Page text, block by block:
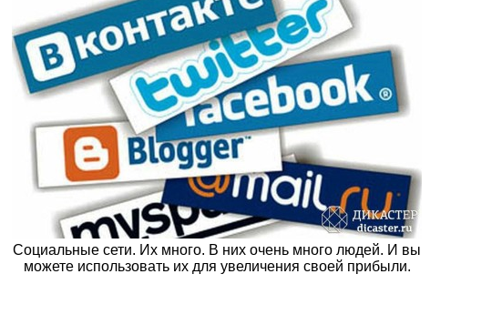
Социальные сети. Их много. В них очень много людей. И вы
можете использовать их для увеличения своей прибыли.